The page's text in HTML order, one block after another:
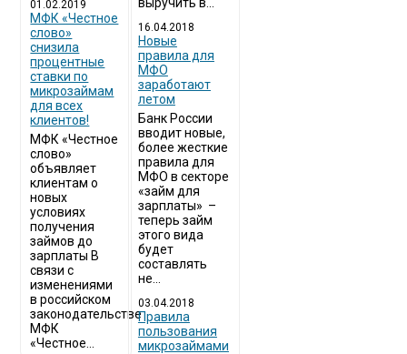
01.02.2019
МФК «Честное
слово»
снизила
процентные
ставки по
микрозаймам
для всех
клиентов!
МФК «Честное
слово»
объявляет
клиентам о
новых
условиях
получения
займов до
зарплаты В
связи с
изменениями
в российском
законодательстве
МФК
«Честное...
16.04.2018
Новые
правила для
МФО
заработают
летом
Банк России
вводит новые,
более жесткие
правила для
МФО в секторе
«займ для
зарплаты» –
теперь займ
этого вида
будет
составлять
не...
03.04.2018
​Правила
пользования
микрозаймами